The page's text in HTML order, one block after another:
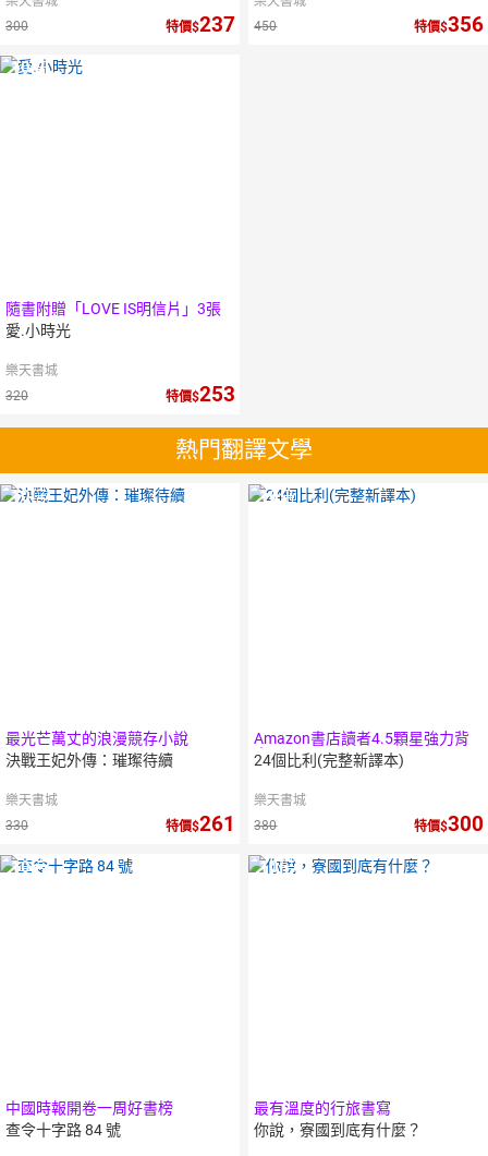
300
特價 237
450
特價 356
10倍
隨書附贈「LOVE IS明信片」3張
愛.小時光
樂天書城
320
特價 253
熱門翻譯文學
10倍
最光芒萬丈的浪漫競存小說
決戰王妃外傳：璀璨待續
樂天書城
330
特價 261
10倍
Amazon書店讀者4.5顆星強力背
書
24個比利(完整新譯本)
樂天書城
380
特價 300
10倍
中國時報開卷一周好書榜
查令十字路 84 號
10倍
最有溫度的行旅書寫
你說，寮國到底有什麼？